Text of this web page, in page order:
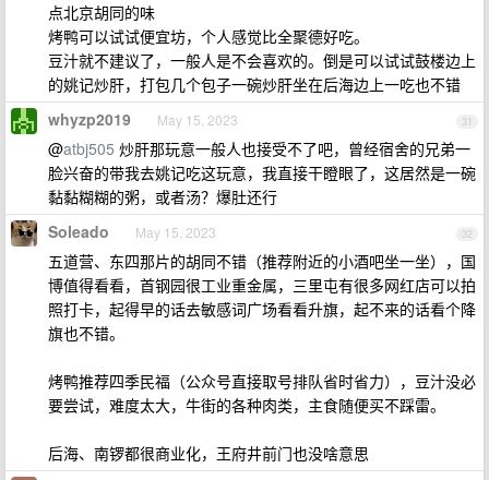
点北京胡同的味
烤鸭可以试试便宜坊，个人感觉比全聚德好吃。
豆汁就不建议了，一般人是不会喜欢的。倒是可以试试鼓楼边上
的姚记炒肝，打包几个包子一碗炒肝坐在后海边上一吃也不错
31
whyzp2019 May 15, 2023
@atbj505 炒肝那玩意一般人也接受不了吧，曾经宿舍的兄弟一
脸兴奋的带我去姚记吃这玩意，我直接干瞪眼了，这居然是一碗
黏黏糊糊的粥，或者汤？爆肚还行
32
Soleado May 15, 2023
五道营、东四那片的胡同不错（推荐附近的小酒吧坐一坐），国
博值得看看，首钢园很工业重金属，三里屯有很多网红店可以拍
照打卡，起得早的话去敏感词广场看看升旗，起不来的话看个降
旗也不错。
烤鸭推荐四季民福（公众号直接取号排队省时省力），豆汁没必
要尝试，难度太大，牛街的各种肉类，主食随便买不踩雷。
后海、南锣都很商业化，王府井前门也没啥意思